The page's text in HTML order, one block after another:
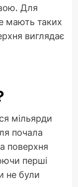
Для
мають таких
виглядає
мільярди
почала
поверхня
перші
не були